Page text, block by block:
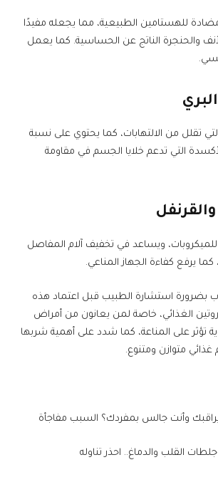
للهستامين الطبيعية، مما يجعله مفيدًا
والحنجرة الناتج عن الحساسية. كما يعمل
تقلل من الالتهابات، كما يحتوي على نسبة
التي تدعم خلايا الجسم في مقاومة
للميكروبات، ويساعد في تخفيف آلام المفاصل
كما يرفع كفاءة الجهاز المناعي.
بضرورة استشارة الطبيب قبل اعتماد هذه
الغذائي، خاصة لمن يعانون من أمراض
تؤثر على المناعة، كما شدد على أهمية شربها
متوازن ومتنوع.
يراقبك وأنت جالس بمفردك؟ السبب مفاجأة
القلب والدماغ.. احذر تناوله